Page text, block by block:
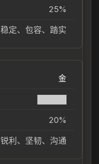
25%
稳定、包容、踏实
金
20%
锐利、坚韧、沟通